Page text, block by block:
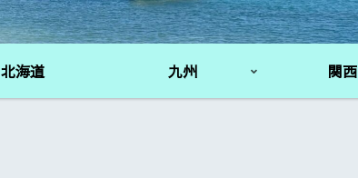
北海道 九州 関西